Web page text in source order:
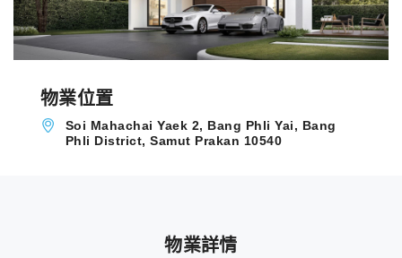
物業位置
Soi Mahachai Yaek 2, Bang Phli Yai, Bang
Phli District, Samut Prakan 10540
物業詳情